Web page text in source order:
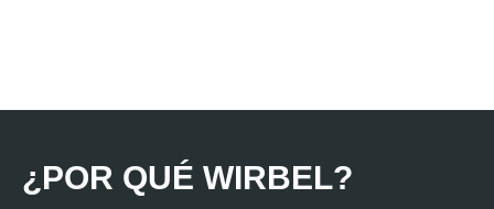
¿POR QUÉ WIRBEL?